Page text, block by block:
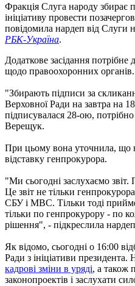
Фракція Слуга народу збирає
ініціативу провести
повідомила нардеп від
РБК-Україна.
Додаткове засідання
щодо правоохоронних органів.
"Збирають підписи за
Верховної Ради на завтра на
підписувалася 28-ою,
Верещук.
При цьому вона уточнила, що
відставку генпрокурора.
"Ми сьогодні заслухаємо
Це звіт не тільки
СБУ і МВС. Тільки тоді
тільки по генпрокурору - по
рішення", - підкреслила
Як відомо, сьогодні о 16:00
Ради з ініціативи
кадрові зміни в уряді, а також
законопроектів і заслухати